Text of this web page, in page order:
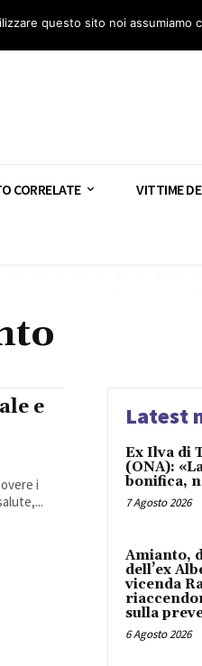
Segnala – AGN Segnala – Repac
CORRELATE VITTIME
e
i
Latest
Ex Ilva di
(ONA):
bonifica,
7 Agosto 2026
Amianto,
dell’ex
vicenda
sulla
6 Agosto 2026
questo sito noi assumiamo